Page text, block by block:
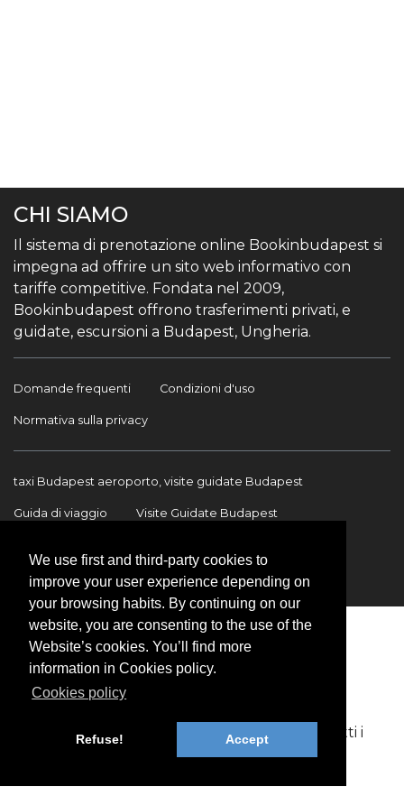
We use first and third-party cookies to
improve your user experience depending on
your browsing habits. By continuing on our
website, you are consenting to the use of the
Website’s cookies. You’ll find more
information in Cookies policy.
Cookies policy
Refuse! Accept
CHI SIAMO
Il sistema di prenotazione online Bookinbudapest si
impegna ad offrire un sito web informativo con
tariffe competitive. Fondata nel 2009,
Bookinbudapest offrono trasferimenti privati, e
guidate, escursioni a Budapest, Ungheria.
Domande frequenti Condizioni d'uso
Normativa sulla privacy
taxi Budapest aeroporto, visite guidate Budapest
Guida di viaggio Visite Guidate Budapest
Contatto
Copyright © 2009-2026 BookinBudapest | Tutti i